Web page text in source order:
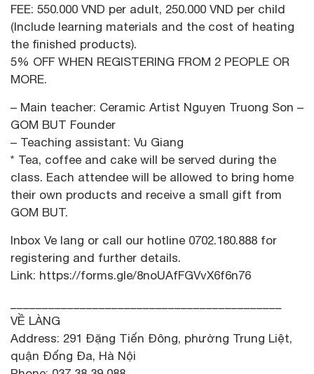
FEE: 550.000 VND per adult, 250.000 VND per child
(Include learning materials and the cost of heating
the finished products).
5% OFF WHEN REGISTERING FROM 2 PEOPLE OR
MORE.
– Main teacher: Ceramic Artist Nguyen Truong Son –
GOM BUT Founder
– Teaching assistant: Vu Giang
* Tea, coffee and cake will be served during the
class. Each attendee will be allowed to bring home
their own products and receive a small gift from
GOM BUT.
Inbox Ve lang or call our hotline 0702.180.888 for
registering and further details.
Link: https://forms.gle/8noUAfFGVvX6f6n76
VỀ LÀNG
Address: 291 Đặng Tiến Đông, phường Trung Liệt,
quận Đống Đa, Hà Nội